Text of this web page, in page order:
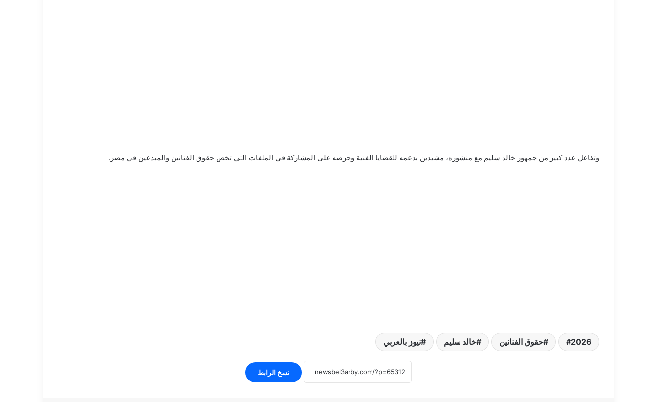
وتفاعل عدد كبير من جمهور خالد سليم مع منشوره، مشيدين بدعمه للقضايا الفنية وحرصه على المشاركة في الملفات التي تخص حقوق الفنانين والمبدعين في مصر.
2026 حقوق الفنانين خالد سليم نيوز بالعربي
نسخ الرابط